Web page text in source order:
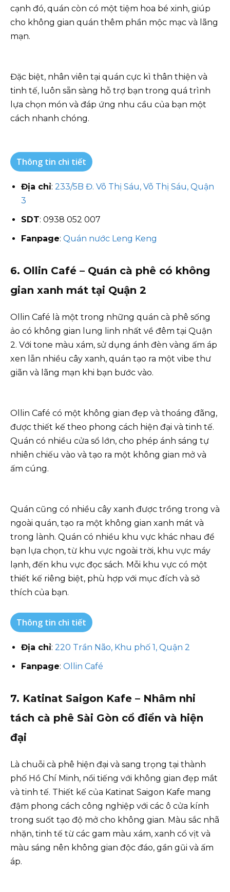
cạnh đó, quán còn có một tiệm hoa bé xinh, giúp
cho không gian quán thêm phần mộc mạc và lãng
mạn.
Đặc biệt, nhân viên tại quán cực kì thân thiện và
tinh tế, luôn sẵn sàng hỗ trợ bạn trong quá trình
lựa chọn món và đáp ứng nhu cầu của bạn một
cách nhanh chóng.
Thông tin chi tiết
Địa chỉ: 233/5B Đ. Võ Thị Sáu, Võ Thị Sáu, Quận
3
SDT: 0938 052 007
Fanpage: Quán nước Leng Keng
6. Ollin Café – Quán cà phê có không
gian xanh mát tại Quận 2
Ollin Café là một trong những quán cà phê sống
ảo có không gian lung linh nhất về đêm tại Quận
2. Với tone màu xám, sử dụng ánh đèn vàng ấm áp
xen lẫn nhiều cây xanh, quán tạo ra một vibe thư
giãn và lãng mạn khi bạn bước vào.
Ollin Café có một không gian đẹp và thoáng đãng,
được thiết kế theo phong cách hiện đại và tinh tế.
Quán có nhiều cửa sổ lớn, cho phép ánh sáng tự
nhiên chiếu vào và tạo ra một không gian mở và
ấm cúng.
Quán cũng có nhiều cây xanh được trồng trong và
ngoài quán, tạo ra một không gian xanh mát và
trong lành. Quán có nhiều khu vực khác nhau để
bạn lựa chọn, từ khu vực ngoài trời, khu vực máy
lạnh, đến khu vực đọc sách. Mỗi khu vực có một
thiết kế riêng biệt, phù hợp với mục đích và sở
thích của bạn.
Thông tin chi tiết
Địa chỉ: 220 Trần Não, Khu phố 1, Quận 2
Fanpage: Ollin Café
7. Katinat Saigon Kafe – Nhâm nhi
tách cà phê Sài Gòn cổ điển và hiện
đại
Là chuỗi cà phê hiện đại và sang trọng tại thành
phố Hồ Chí Minh, nổi tiếng với không gian đẹp mắt
và tinh tế. Thiết kế của Katinat Saigon Kafe mang
đậm phong cách công nghiệp với các ô cửa kính
trong suốt tạo độ mở cho không gian. Màu sắc nhã
nhặn, tinh tế từ các gam màu xám, xanh cổ vịt và
màu sáng nên không gian độc đáo, gần gũi và ấm
áp.